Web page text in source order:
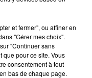
à 16h41
03/06/2026 À
et fermer", ou affiner en
"Gérer mes choix".
"Continuer sans
que pour ce site. Vous
consentement à tout
bas de chaque page.